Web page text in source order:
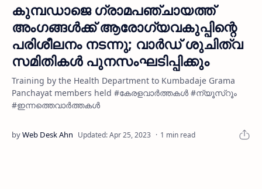
കുമ്പഡാജെ ഗ്രാമപഞ്ചായത്ത്
അംഗങ്ങൾക്ക് ആരോഗ്യവകുപ്പിന്റെ
പരിശീലനം നടന്നു; വാർഡ് ശുചിത്വ
സമിതികൾ പുനസംഘടിപ്പിക്കും
Training by the Health Department to Kumbadaje Grama
Panchayat members held #കേരളവാർത്തകൾ #ന്യൂസ്റൂം
#ഇന്നത്തെവാർത്തകൾ
1 min read